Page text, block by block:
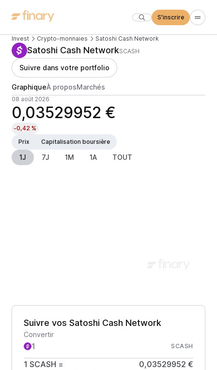
S'inscrire
Invest Crypto-monnaies Satoshi Cash Network
Satoshi Cash NetworkSCASH
Suivre dans votre portfolio
GraphiqueÀ proposMarchés
08 août 2026
0,03529952 €
-0,42 %
Prix
Capitalisation boursière
1J 7J 1M 1A TOUT
Suivre vos Satoshi Cash Network
Convertir
SCASH
1 SCASH = 0,03529952 €